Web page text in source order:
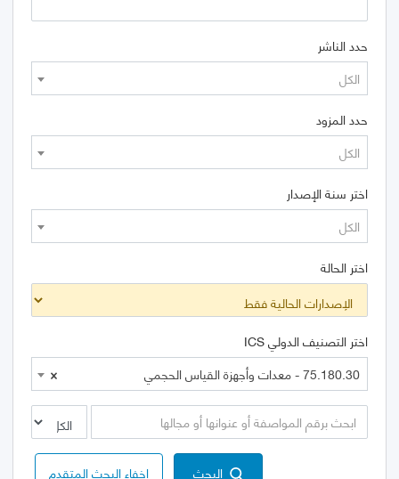
حدد الناشر
الكل
حدد المزود
الكل
اختر سنة الإصدار
الكل
اختر الحالة
اختر التصنيف الدولي ICS
×
75.180.30 - معدات وأجهزة القياس الحجمي
البحث إخفاء البحث المتقدم